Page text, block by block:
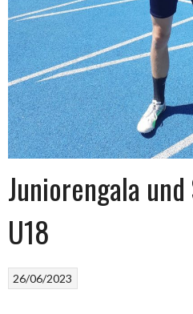
Juniorengala
U18
26/06/2023